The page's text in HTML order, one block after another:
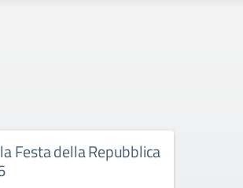
Festa della Repubblica